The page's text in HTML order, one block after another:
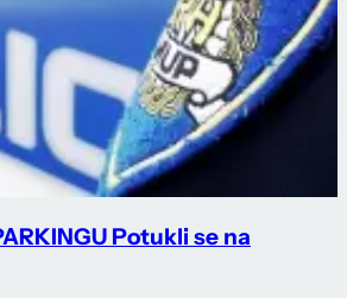
Potukli se na